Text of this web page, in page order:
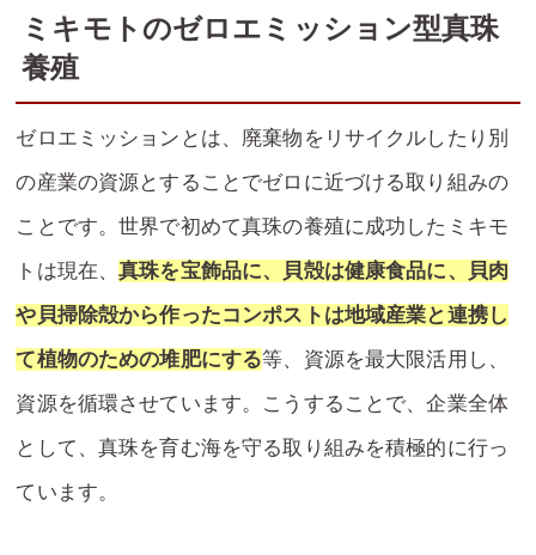
ミキモトのゼロエミッション型真珠
養殖
ゼロエミッションとは、廃棄物をリサイクルしたり別
の産業の資源とすることでゼロに近づける取り組みの
ことです。世界で初めて真珠の養殖に成功したミキモ
トは現在、真珠を宝飾品に、貝殻は健康食品に、貝肉
や貝掃除殻から作ったコンポストは地域産業と連携し
て植物のための堆肥にする等、資源を最大限活用し、
資源を循環させています。こうすることで、企業全体
として、真珠を育む海を守る取り組みを積極的に行っ
ています。